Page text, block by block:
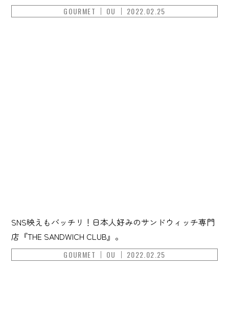
GOURMET OU 2022.02.25
SNS映えもバッチリ！日本人好みのサンドウィッチ専門
店『THE SANDWICH CLUB』。
GOURMET OU 2022.02.25